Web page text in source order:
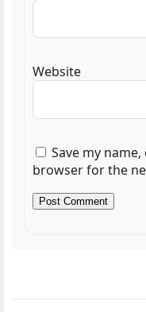
Website
Save my
browser for the